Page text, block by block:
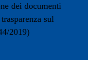
dei documenti
sul
2019)